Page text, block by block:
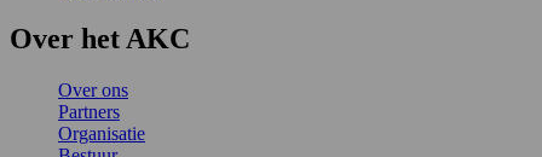
Over het AKC
Over ons
Partners
Organisatie